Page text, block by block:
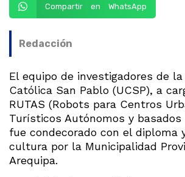
Compartir en WhatsApp
Redacción
El equipo de investigadores de
Católica San Pablo (UCSP), a
RUTAS (Robots para Centros
Turísticos Autónomos y basados
fue condecorado con el diploma
cultura por la Municipalidad
Arequipa.